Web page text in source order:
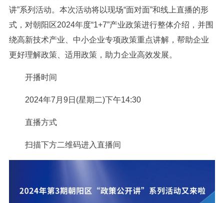
讲”系列活动。本次活动将以现场“面对面”和线上直播的形
式，对朝阳区2024年度“1+7”产业政策进行整体介绍，并围
绕高新技术产业、中小企业专项政策重点讲解，帮助企业
更好理解政策、适用政策，助力企业高效发展。
开播时间
2024年7月9日(星期二)下午14:30
直播方式
扫描下方二维码进入直播间